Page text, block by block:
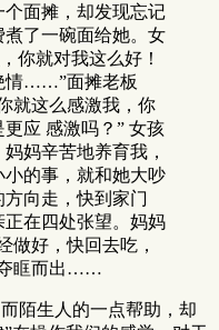
面摊，却发现忘记
了一碗面给她。女
你就对我这么好！
情……”面摊老板
就这么感激我，你
应 感激吗？” 女孩
妈辛苦地养育我，
的事，就和她大吵
向走，快到家门
在四处张望。妈妈
做好，快回去吃，
泪夺眶而出……
陌生人的一点帮助，却